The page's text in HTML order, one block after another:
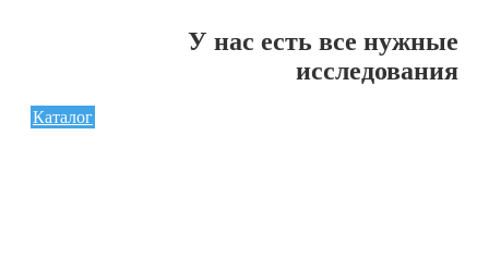
У нас есть все нужные
исследования
Каталог